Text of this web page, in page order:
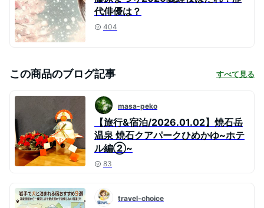
代俳優は？
404
この商品のブログ記事 すべて見る
masa-peko
【旅行&宿泊/2026.01.02】焼石岳
温泉 焼石クアパークひめかゆ~ホテ
ル編②~
83
travel-choice